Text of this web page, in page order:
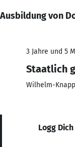
Ausbildung von
3 Jahre und 5
Staatlich
Wilhelm-
Logg